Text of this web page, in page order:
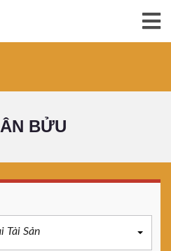
BỬU
Tài Sản